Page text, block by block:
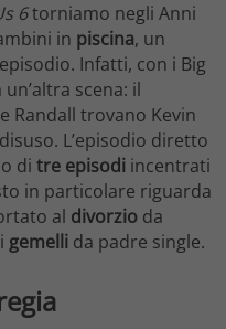
6torniamo negli Anni
in piscina, un
Infatti, con i Big
scena: il
Randall trovano Kevin
L’episodio diretto
di tre episodi incentrati
in particolare riguarda
al divorzio da
gemelli da padre single.